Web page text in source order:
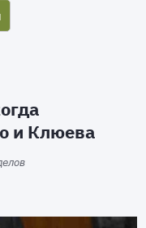
и Клюева